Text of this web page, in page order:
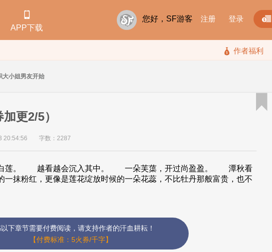

APP下载
您好，SF游客 注册 登录 
 作者福利
大小姐男友开始
更2/5）
20:54:56 字数：2287
白莲。 越看越会沉入其中。 一朵芙蕖，开过尚盈盈。 潭秋看
一抹粉红，更像是莲花绽放时候的一朵花蕊，不比牡丹那般富贵，也不
下章节需要付费阅读，请支持作者的汗血耕耘！
【付费标准：5火券/千字】
